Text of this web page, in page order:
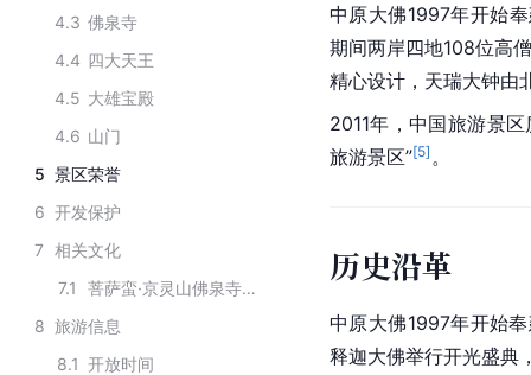
4.3 佛泉寺
4.4 四大天王
4.5 大雄宝殿
4.6 山门
5 景区荣誉
6 开发保护
7 相关文化
7.1
菩萨蛮·京灵山佛泉寺中原大佛
8 旅游信息
8.1 开放时间
中原大佛1997年开始
期间两岸四地108位高
精心设计，天瑞大钟由
2011年，中国旅游景
旅游景区”[5] 。
历史沿革
中原大佛1997年开始
释迦大佛举行开光盛典